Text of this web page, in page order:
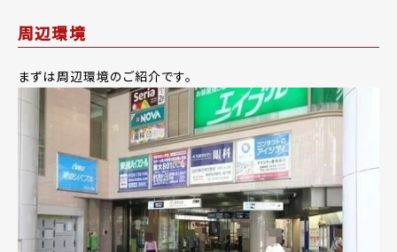
周辺環境
まずは周辺環境のご紹介です。